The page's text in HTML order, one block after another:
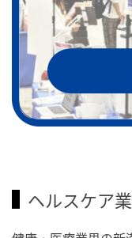
ヘルスケア